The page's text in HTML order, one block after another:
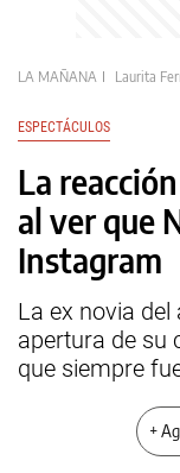
LA MAÑANA Laurita
ESPECTÁCULOS
La
al ver que
Instagram
La ex novia
apertura de su
que siempre
+